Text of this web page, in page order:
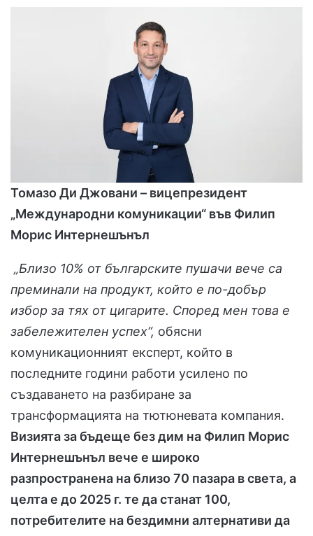
Томазо Ди Джовани – вицепрезидент
„Международни комуникации“ във Филип
Морис Интернешънъл
„Близо 10% от българските пушачи вече са
преминали на продукт, който е по-добър
избор за тях от цигарите. Според мен това е
забележителен успех“, обясни
комуникационният експерт, който в
последните години работи усилено по
създаването на разбиране за
трансформацията на тютюневата компания.
Визията за бъдеще без дим на Филип Морис
Интернешънъл вече е широко
разпространена на близо 70 пазара в света, а
целта е до 2025 г. те да станат 100,
потребителите на бездимни алтернативи да